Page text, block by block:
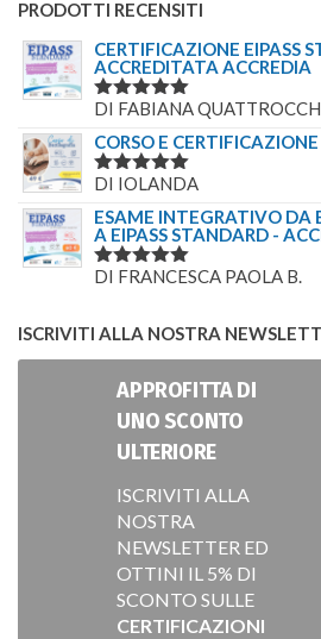
PRODOTTI RECENSITI
CERTIFICAZIONE EIPASS
ACCREDITATA ACCREDIA
VALUTATO
DI FABIANA
CORSO E
VALUTATO
DI IOLANDA
ESAME INTEGRATIVO DA
A EIPASS STANDARD -
VALUTATO
DI FRANCESCA PAOLA B.
ISCRIVITI ALLA NOSTRA
APPROFITTA DI
UNO SCONTO
ULTERIORE
ISCRIVITI ALLA
NOSTRA
NEWSLETTER ED
OTTINI IL 5% DI
SCONTO SULLE
CERTIFICAZIONI